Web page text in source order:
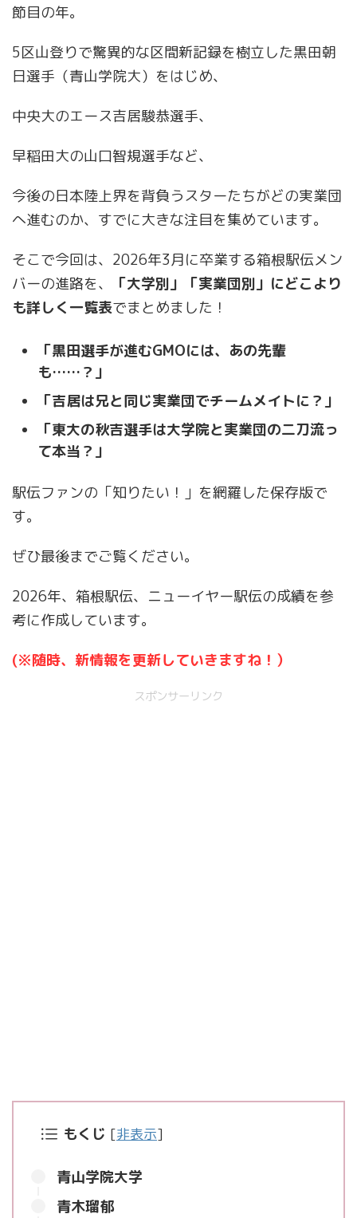
節目の年。
5区山登りで驚異的な区間新記録を樹立した黒田朝
日選手（青山学院大）をはじめ、
中央大のエース吉居駿恭選手、
早稲田大の山口智規選手など、
今後の日本陸上界を背負うスターたちがどの実業団
へ進むのか、すでに大きな注目を集めています。
そこで今回は、2026年3月に卒業する箱根駅伝メン
バーの進路を、
「大学別」「実業団別」にどこより
も詳しく一覧表でまとめました！
「黒田選手が進むGMOには、あの先輩
も……？」
「吉居は兄と同じ実業団でチームメイトに？」
「東大の秋吉選手は大学院と実業団の二刀流っ
て本当？」
駅伝ファンの「知りたい！」を網羅した保存版で
す。
ぜひ最後までご覧ください。
2026年、箱根駅伝、ニューイヤー駅伝の成績を参
考に作成しています。
(※随時、新情報を更新していきますね！ ）
スポンサーリンク
もくじ [非表示]
青山学院大学
青木瑠郁